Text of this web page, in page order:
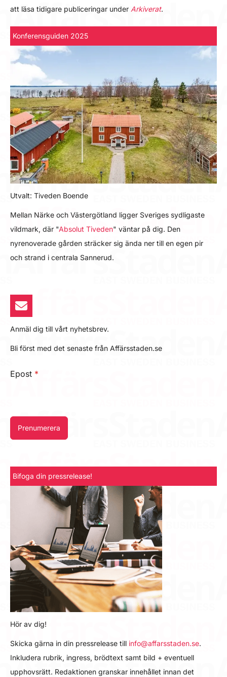
att läsa tidigare publiceringar under Arkiverat.
Konferensguiden 2025
Utvalt: Tiveden Boende
Mellan Närke och Västergötland ligger Sveriges sydligaste
vildmark, där "Absolut Tiveden" väntar på dig. Den
nyrenoverade gården sträcker sig ända ner till en egen pir
och strand i centrala Sannerud.
Anmäl dig till vårt nyhetsbrev.
Bli först med det senaste från Affärsstaden.se
Epost *
Prenumerera
Bifoga din pressrelease!
Hör av dig!
Skicka gärna in din pressrelease till info@affarsstaden.se.
Inkludera rubrik, ingress, brödtext samt bild + eventuell
upphovsrätt. Redaktionen granskar innehållet innan det